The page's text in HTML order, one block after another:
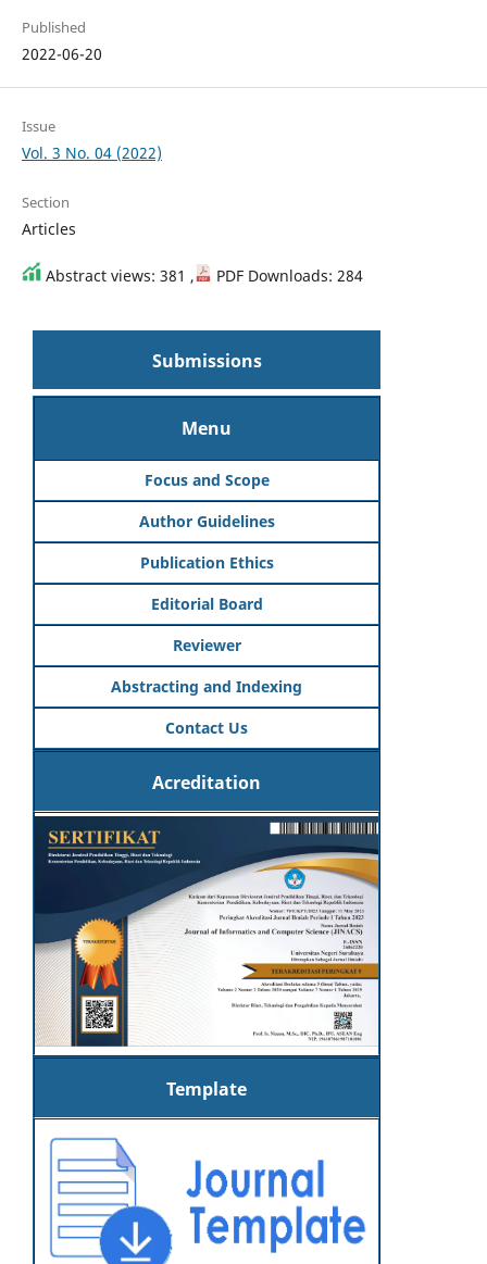
Published
2022-06-20
Issue
Vol. 3 No. 04 (2022)
Section
Articles
Abstract views: 381 , PDF Downloads: 284
Submissions
Menu
Focus and Scope
Author Guidelines
Publication Ethics
Editorial Board
Reviewer
Abstracting and Indexing
Contact Us
Acreditation
Template